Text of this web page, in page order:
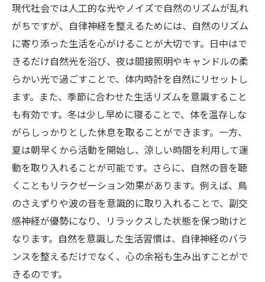
現代社会では人工的な光やノイズで自然のリズムが乱れ
がちですが、自律神経を整えるためには、自然のリズム
に寄り添った生活を心がけることが大切です。日中はで
きるだけ自然光を浴び、夜は間接照明やキャンドルの柔
らかい光で過ごすことで、体内時計を自然にリセットし
ます。また、季節に合わせた生活リズムを意識すること
も有効です。冬は少し早めに寝ることで、体を温存しな
がらしっかりとした休息を取ることができます。一方、
夏は朝早くから活動を開始し、涼しい時間を利用して運
動を取り入れることが可能です。さらに、自然の音を聴
くこともリラクゼーション効果があります。例えば、鳥
のさえずりや波の音を意識的に取り入れることで、副交
感神経が優勢になり、リラックスした状態を保つ助けと
なります。自然を意識した生活習慣は、自律神経のバラ
ンスを整えるだけでなく、心の余裕も生み出すことがで
きるのです。